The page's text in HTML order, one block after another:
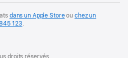
dans un Apple Storeouchez un
123.